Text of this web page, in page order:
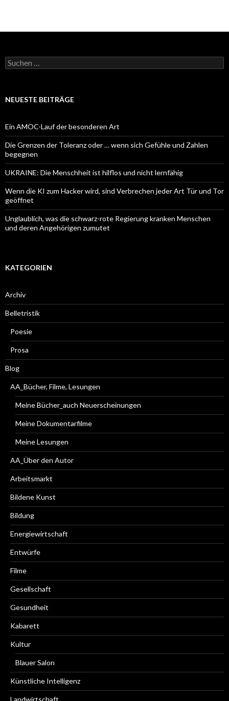
Suchen
nach:
NEUESTE BEITRÄGE
Ein AMOC-Lauf der besonderen Art
Die Grenzen der Toleranz oder … wenn sich Gefühle und Zahlen
begegnen
UKRAINE: Die Menschheit ist hilflos und nicht lernfähig
Wenn die KI zum Hacker wird, sind Verbrechen jeder Art Tür und Tor
geöffnet
Unglaublich, was die schwarz-rote Regierung kranken Menschen
und deren Angehörigen zumutet
KATEGORIEN
Archiv
Belletristik
Poesie
Prosa
Blog
AA_Bücher, Filme, Lesungen
Meine Bücher_auch Neuerscheinungen
Meine Dokumentarfilme
Meine Lesungen
AA_Über den Autor
Arbeitsmarkt
Bildene Kunst
Bildung
Energiewirtschaft
Entwürfe
Filme
Gesellschaft
Gesundheit
Kabarett
Kultur
Blauer Salon
Künstliche Intelligenz
Landwirtschaft